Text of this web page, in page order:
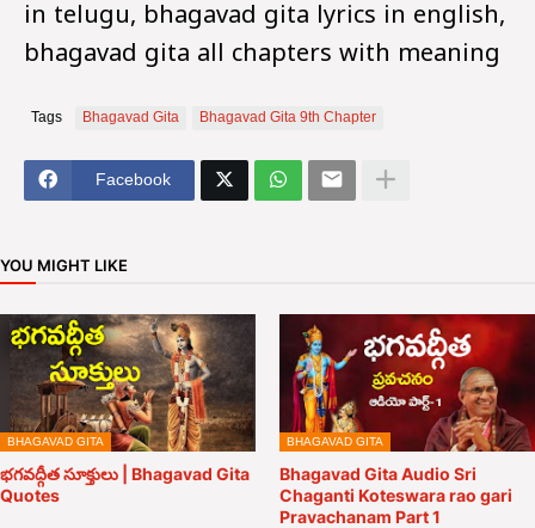
in telugu, bhagavad gita lyrics in english,
bhagavad gita all chapters with meaning
Tags Bhagavad Gita Bhagavad Gita 9th Chapter
Facebook
YOU MIGHT LIKE
BHAGAVAD GITA
భగవద్గీత సూక్తులు | Bhagavad Gita
Quotes
BHAGAVAD GITA
Bhagavad Gita Audio Sri
Chaganti Koteswara rao gari
Pravachanam Part 1